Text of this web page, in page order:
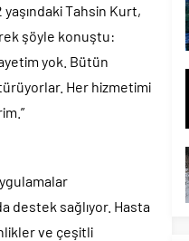
Tahsin Kurt,
şöyle konuştu:
yok. Bütün
Her hizmetimi
destek sağlıyor. Hasta
ve çeşitli